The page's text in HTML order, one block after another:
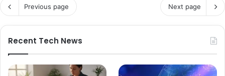
Previous page Next page
Recent Tech News